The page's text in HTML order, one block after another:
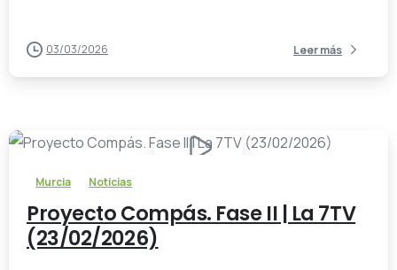
03/03/2026 Leer más
Murcia Noticias
Proyecto Compás. Fase II | La 7TV
(23/02/2026)